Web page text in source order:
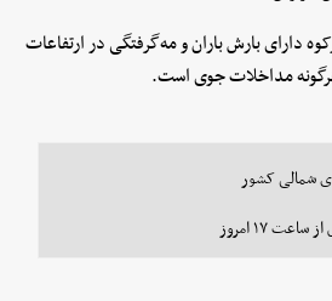
دارای بارش باران و مه‌گرفتگی در ارتفاعات
مداخلات جوی است.
شمالی کشور
۱۷ امروز